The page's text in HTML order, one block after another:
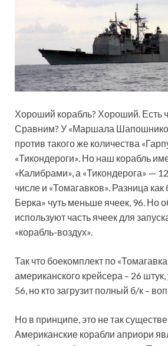
Хороший корабль? Хороший. Есть
Сравним? У «Маршала
против такого же количества
«Тикондероги». Но наш корабль
«Калибрами», а «Тикондерога» —
числе и «Томагавков». Разница как
Берка» чуть меньше ячеек, 96. Но
используют часть ячеек для
«корабль-воздух».
Так что боекомплект по
американского крейсера – 26
56, но кто загрузит полный б/к –
Но в принципе, это не так
Американские корабли априори